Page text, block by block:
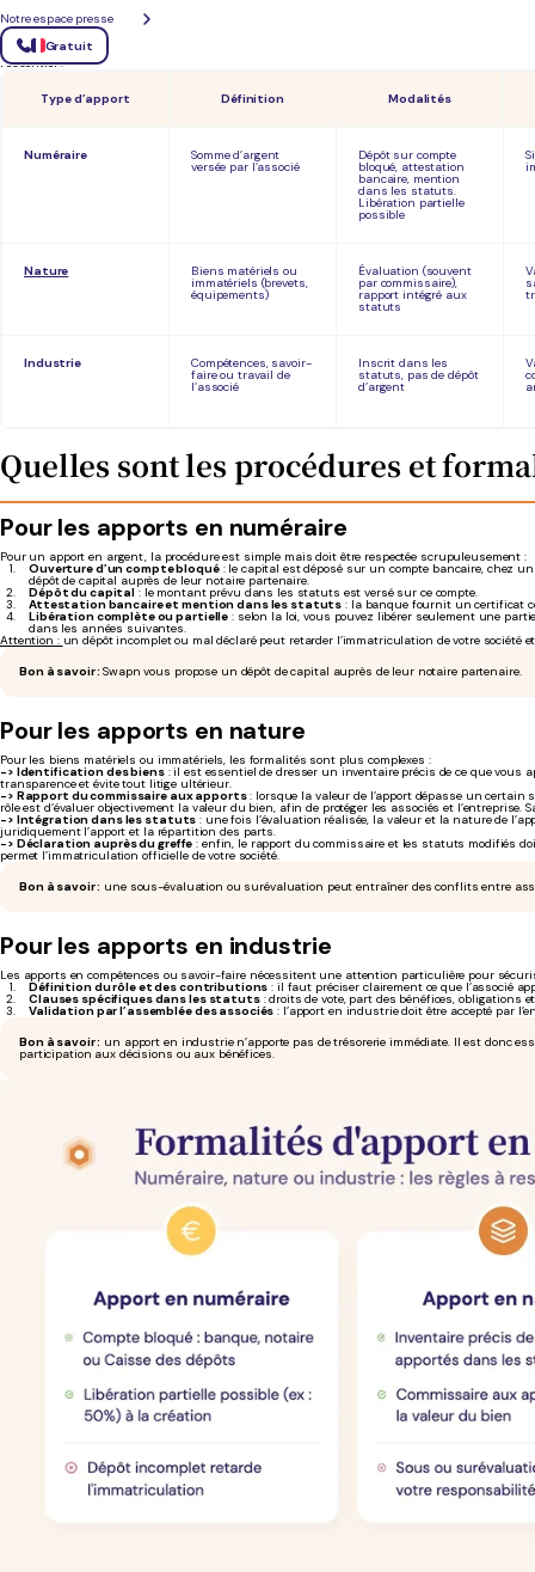
Notre espace presse
Gratuit
Pour bien choisir votre type d’apport, il est essentiel de comprendre leurs caractéristiques,
l’essentiel :
Type d’apport Définition Modalités
Numéraire Somme d’argent
versée par l’associé
Dépôt sur compte
bloqué, attestation
bancaire, mention
dans les statuts.
Libération partielle
possible
Nature Biens matériels ou
immatériels (brevets,
équipements)
Évaluation (souvent
par commissaire),
rapport intégré aux
statuts
Industrie Compétences, savoir-
faire ou travail de
l’associé
Inscrit dans les
statuts, pas de dépôt
d’argent
Quelles sont les procédures et
Pour les apports en numéraire
Pour un apport en argent, la procédure est simple mais doit être respectée scrupuleusement :
Ouverture d’un compte bloqué: le capital est déposé sur un compte bancaire, chez
dépôt de capital auprès de leur notaire partenaire.
Dépôt du capital: le montant prévu dans les statuts est versé sur ce compte.
Attestation bancaire et mention dans les statuts : la banque fournit un certificat
Libération complète ou partielle : selon la loi, vous pouvez libérer seulement une
dans les années suivantes.
Attention : un dépôt incomplet ou mal déclaré peut retarder l’immatriculation de votre
Bon à savoir :Swapn vous propose un dépôt de capital auprès de leur notaire partenaire.
Pour les apports en nature
Pour les biens matériels ou immatériels, les formalités sont plus complexes :
-> Identification des biens: il est essentiel de dresser un inventaire précis de ce que vous
transparence et évite tout litige ultérieur.
-> Rapport du commissaire aux apports: lorsque la valeur de l’apport dépasse un
rôle est d’évaluer objectivement la valeur du bien, afin de protéger les associés et
-> Intégration dans les statuts : une fois l’évaluation réalisée, la valeur et la nature de
juridiquement l’apport et la répartition des parts.
-> Déclaration auprès du greffe : enfin, le rapport du commissaire et les statuts modifiés
permet l’immatriculation officielle de votre société.
Bon à savoir : une sous-évaluation ou surévaluation peut entraîner des conflits entre
Pour les apports en industrie
Les apports en compétences ou savoir-faire nécessitent une attention particulière pour
Définition du rôle et des contributions : il faut préciser clairement ce que l’associé
Clauses spécifiques dans les statuts: droits de vote, part des bénéfices, obligations
Validation par l’assemblée des associés : l’apport en industrie doit être accepté par
Bon à savoir : un apport en industrie n’apporte pas de trésorerie immédiate. Il est donc
participation aux décisions ou aux bénéfices.